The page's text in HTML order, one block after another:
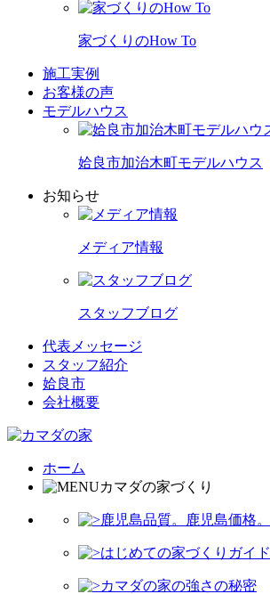
家づくりのHow To
施工実例
お客様の声
モデルハウス
姶良市加治木町モデルハウス
お知らせ
メディア情報
スタッフブログ
代表メッセージ
スタッフ紹介
姶良市
会社概要
ホーム
カマダの家づくり
鹿児島品質。鹿児島価格。
はじめての家づくりガイド
カマダの家の強さの秘密